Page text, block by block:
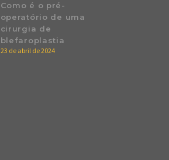
Como é o pré-
operatório de uma
cirurgia de
blefaroplastia
23 de abril de 2024